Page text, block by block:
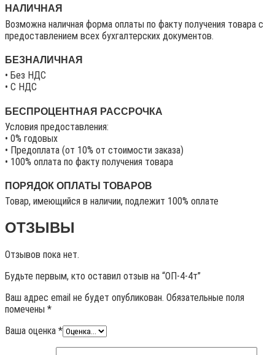
НАЛИЧНАЯ
Возможна наличная форма оплаты по факту получения товара с
предоставлением всех бухгалтерских документов.
БЕЗНАЛИЧНАЯ
• Без НДС
• C НДС
БЕСПРОЦЕНТНАЯ РАССРОЧКА
Условия предоставления:
• 0% годовых
• Предоплата (от 10% от стоимости заказа)
• 100% оплата по факту получения товара
ПОРЯДОК ОПЛАТЫ ТОВАРОВ
Товар, имеющийся в наличии, подлежит 100% оплате
ОТЗЫВЫ
Отзывов пока нет.
Будьте первым, кто оставил отзыв на “ОП-4-4т”
Ваш адрес email не будет опубликован. Обязательные поля
помечены *
Ваша оценка *